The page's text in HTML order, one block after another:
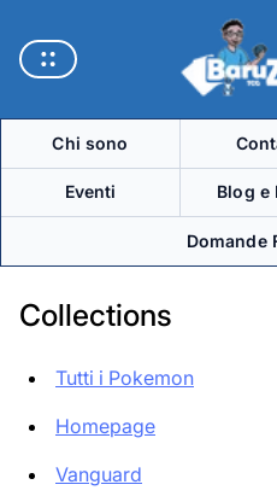
Chi sono
Eventi Blog e
Domande
Collections
Tutti i Pokemon
Homepage
Vanguard